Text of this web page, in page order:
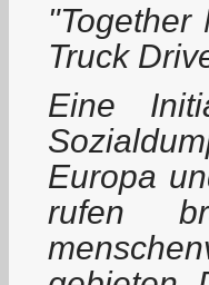
Truck
Eine
Europa
rufen